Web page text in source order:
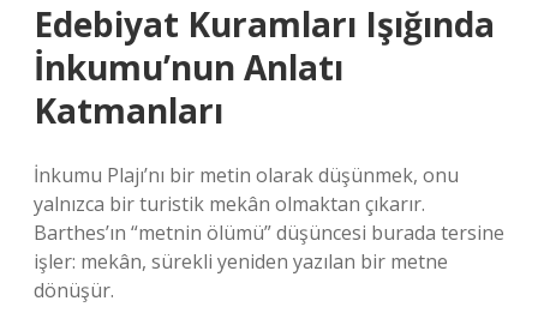
Edebiyat Kuramları Işığında
İnkumu’nun Anlatı
Katmanları
İnkumu Plajı’nı bir metin olarak düşünmek, onu
yalnızca bir turistik mekân olmaktan çıkarır.
Barthes’ın “metnin ölümü” düşüncesi burada tersine
işler: mekân, sürekli yeniden yazılan bir metne
dönüşür.